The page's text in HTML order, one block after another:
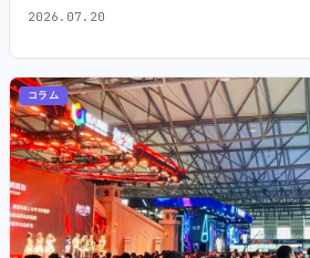
2026.07.20
コラム